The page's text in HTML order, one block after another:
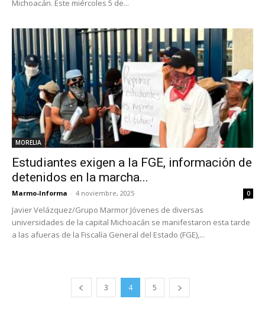
Michoacán. Este miércoles 5 de...
MORELIA
Estudiantes exigen a la FGE, información de
detenidos en la marcha...
Marmo-Informa - 4 noviembre, 2025 0
Javier Velázquez/Grupo Marmor Jóvenes de diversas
universidades de la capital Michoacán se manifestaron esta tarde
a las afueras de la Fiscalía General del Estado (FGE),...
3 4 5